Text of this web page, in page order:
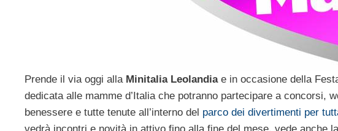
Prende il via oggi alla Minitalia Leolandiae in occasione della
dedicata alle mamme d’Italia che potranno partecipare a concorsi,
benessere e tutte tenute all’interno del parco dei divertimenti per